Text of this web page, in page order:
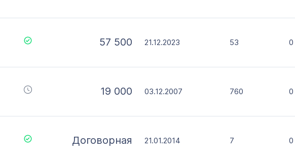
57 500 21.12.2023 53 0
19 000 03.12.2007 760 0
Договорная 21.01.2014 7 0